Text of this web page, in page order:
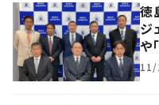
徳
ジ
や
11/